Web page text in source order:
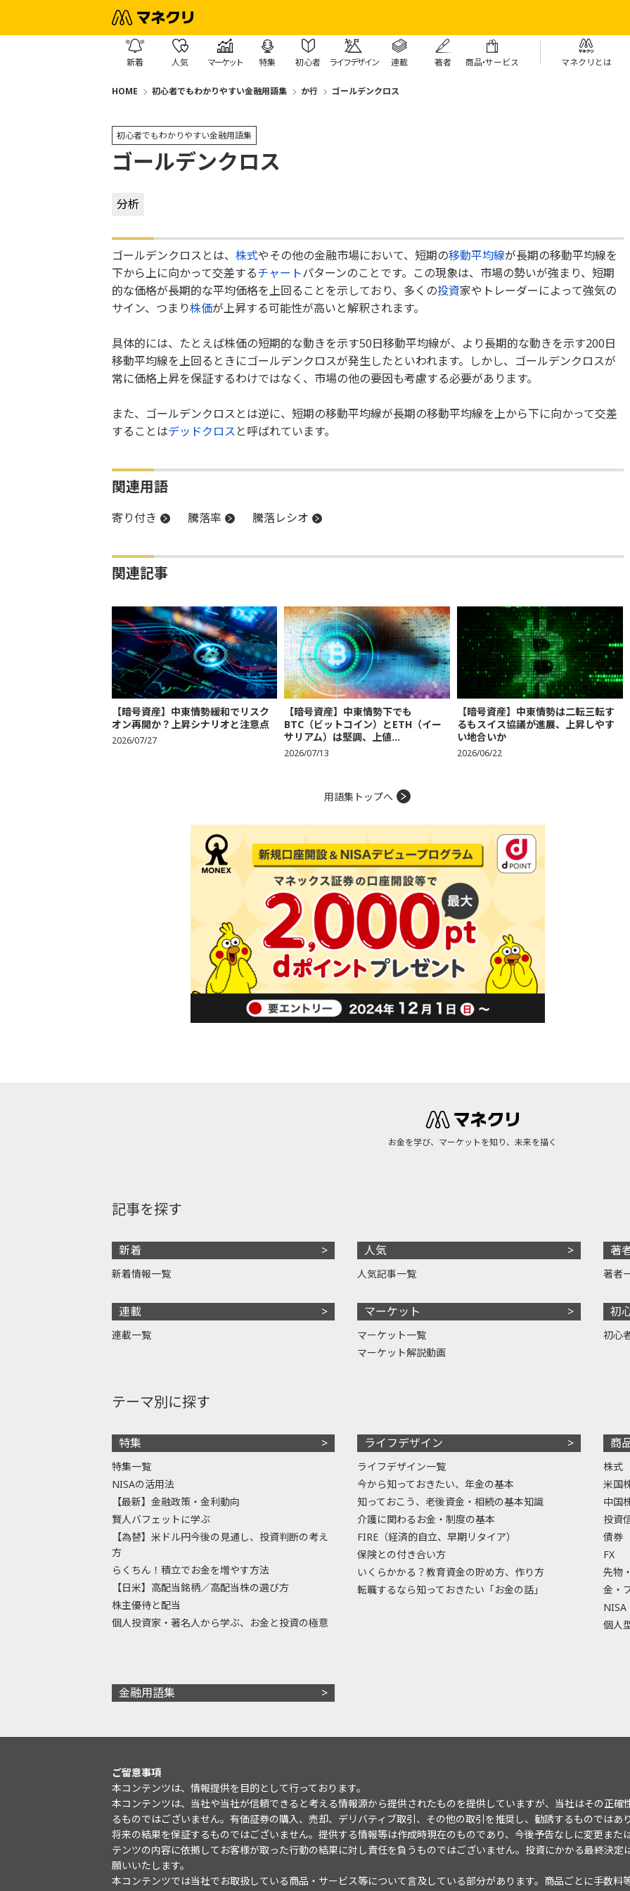
新着 人気 マーケット 特集 初心者 ライフデザイン 連載 著者 商品・サービス マネクリとは
HOME 初心者でもわかりやすい金融用語集 か行 ゴールデンクロス
初心者でもわかりやすい金融用語集
ゴールデンクロス
分析
ゴールデンクロスとは、 株式やその他の金融市場において、短期の移動平均線が長期の移動平均線を
下から上に向かって交差するチャートパターンのことです。この現象は、市場の勢いが強まり、短期
的な価格が長期的な平均価格を上回ることを示しており、多くの投資家やトレーダーによって強気の
サイン、つまり株価が上昇する可能性が高いと解釈されます。
具体的には、たとえば株価の短期的な動きを示す50日移動平均線が、より長期的な動きを示す200日
移動平均線を上回るときにゴールデンクロスが発生したといわれます。しかし、ゴールデンクロスが
常に価格上昇を保証するわけではなく、市場の他の要因も考慮する必要があります。
また、ゴールデンクロスとは逆に、短期の移動平均線が長期の移動平均線を上から下に向かって交差
することはデッドクロスと呼ばれています。
関連用語
寄り付き 騰落率 騰落レシオ
関連記事
【暗号資産】中東情勢緩和でリスク
オン再開か？上昇シナリオと注意点
2026/07/27
【暗号資産】中東情勢下でも
BTC（ビットコイン）とETH（イー
サリアム）は堅調、上値...
2026/07/13
【暗号資産】中東情勢は二転三転す
るもスイス協議が進展、上昇しやす
い地合いか
2026/06/22
用語集トップへ
お金を学び、マーケットを知り、未来を描く
記事を探す
新着
新着情報一覧
連載
連載一覧
人気
人気記事一覧
マーケット
マーケット一覧
マーケット解説動画
著
著者
初
初心
テーマ別に探す
特集
特集一覧
NISAの活用法
【最新】金融政策・金利動向
賢人バフェットに学ぶ
【為替】米ドル円今後の見通し、投資判断の考え
方
らくちん！積立でお金を増やす方法
【日米】高配当銘柄／高配当株の選び方
株主優待と配当
個人投資家・著名人から学ぶ、お金と投資の極意
ライフデザイン
ライフデザイン一覧
今から知っておきたい、年金の基本
知っておこう、老後資金・相続の基本知識
介護に関わるお金・制度の基本
FIRE（経済的自立、早期リタイア）
保険との付き合い方
いくらかかる？教育資金の貯め方、作り方
転職するなら知っておきたい「お金の話」
商
株式
米国
中国
投資
債券
FX
先物
金・
NISA
個人
金融用語集
ご留意事項
本コンテンツは、情報提供を目的として行っております。
本コンテンツは、当社や当社が信頼できると考える情報源から提供されたものを提供していますが、当社はその正
るものではございません。有価証券の購入、売却、デリバティブ取引、その他の取引を推奨し、勧誘するものでは
将来の結果を保証するものではございません。提供する情報等は作成時現在のものであり、今後予告なしに変更また
テンツの内容に依拠してお客様が取った行動の結果に対し責任を負うものではございません。投資にかかる最終決
願いいたします。
本コンテンツでは当社でお取扱している商品・サービス等について言及している部分があります。商品ごとに手数料